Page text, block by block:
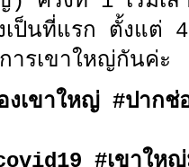
ป็นที่แรก ตั้งแต่
ารเขาใหญ่กันค่ะ
งเขาใหญ่ #ปาก
#เขาใ